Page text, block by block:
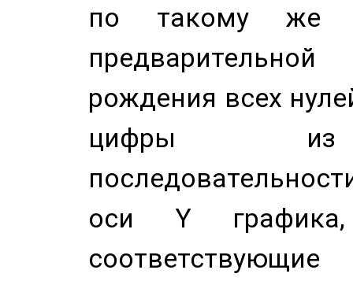
по такому же
рождения всех
цифры из
оси Y